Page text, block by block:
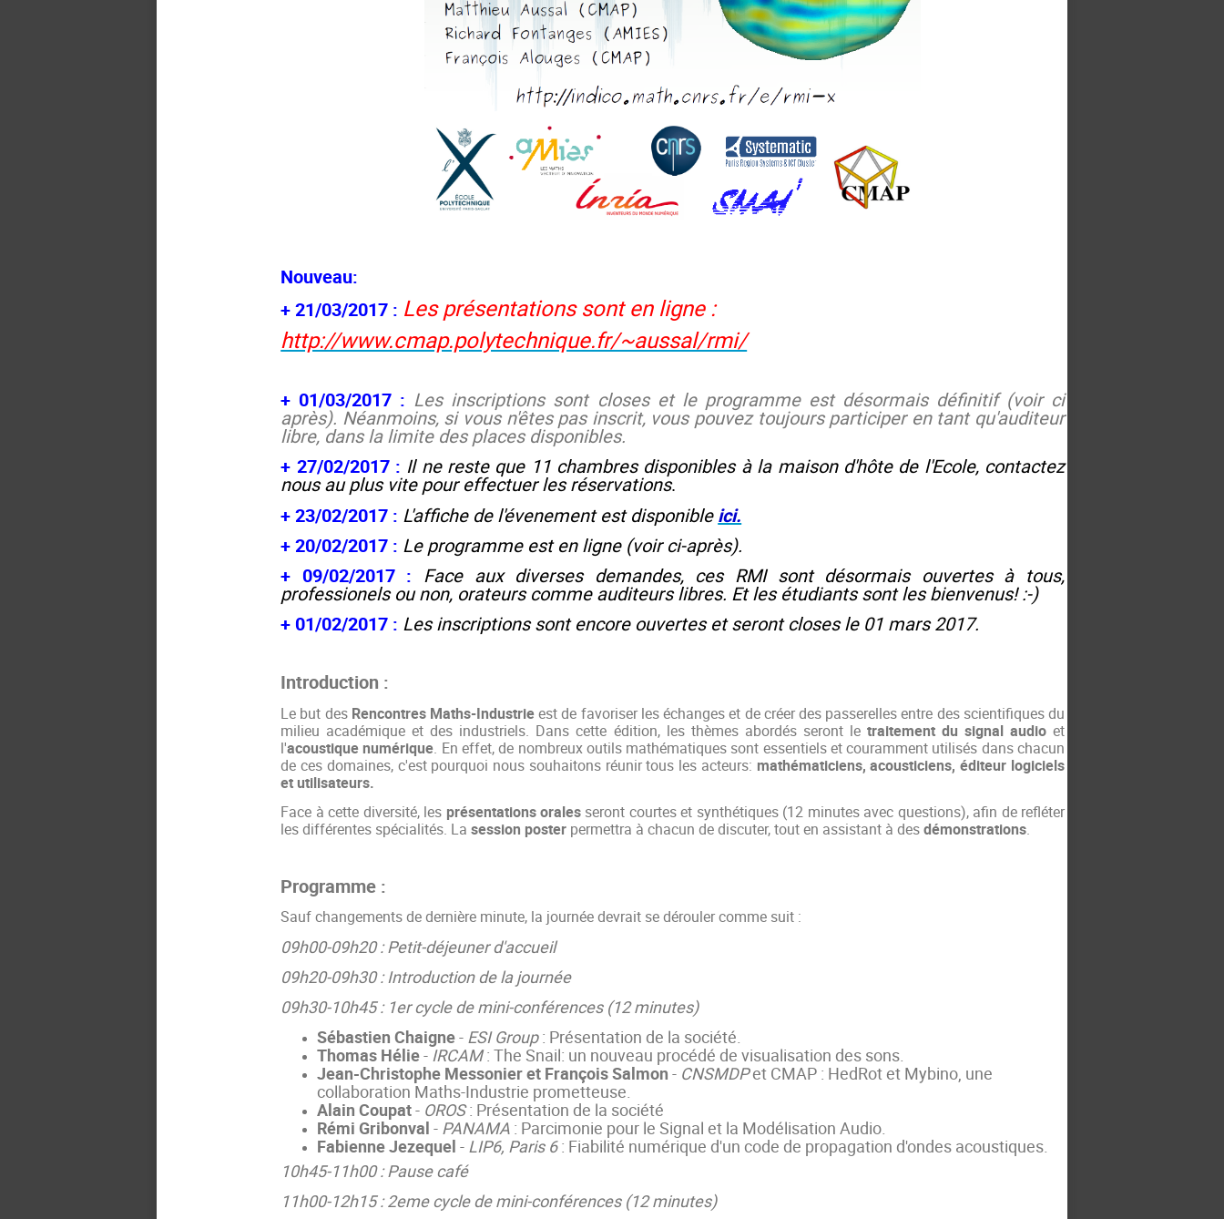
Nouveau:
+ 21/03/2017 : Les présentations sont en ligne :
http://www.cmap.polytechnique.fr/~aussal/rmi/
+ 01/03/2017 : Les inscriptions sont closes et le programme est désormais définitif (voir ci
après). Néanmoins, si vous n'êtes pas inscrit, vous pouvez toujours participer en tant qu'auditeur
libre, dans la limite des places disponibles.
+ 27/02/2017 : Il ne reste que 11 chambres disponibles à la maison d'hôte de l'Ecole, contactez
nous au plus vite pour effectuer les réservations.
+ 23/02/2017 : L'affiche de l'évenement est disponibleici.
+ 20/02/2017 : Le programme est en ligne (voir ci-après).
+ 09/02/2017 : Face aux diverses demandes, ces RMI sont désormais ouvertes à tous,
professionels ou non, orateurs comme auditeurs libres. Et les étudiants sont les bienvenus! :-)
+ 01/02/2017 : Les inscriptions sont encore ouvertes et seront closes le 01 mars 2017.
Introduction :
Le but des Rencontres Maths-Industrieest de favoriser les échanges et de créer des passerelles entre des scientifiques du
milieu académique et des industriels. Dans cette édition, les thèmes abordés seront le traitement du signal audioet
l'acoustique numérique. En effet, de nombreux outils mathématiques sont essentiels et couramment utilisés dans chacun
de ces domaines, c'est pourquoi nous souhaitons réunir tous les acteurs: mathématiciens, acousticiens, éditeur logiciels
et utilisateurs.
Face à cette diversité, les présentations orales seront courtes et synthétiques (12 minutes avec questions), afin de refléter
les différentes spécialités. Lasession poster permettra à chacun de discuter, tout en assistant à desdémonstrations.
Programme :
Sauf changements de dernière minute, la journée devrait se dérouler comme suit :
09h00-09h20 : Petit-déjeuner d'accueil
09h20-09h30 : Introduction de la journée
09h30-10h45 : 1er cycle de mini-conférences (12 minutes)
Sébastien Chaigne- ESI Group: Présentation de la société.
Thomas Hélie-IRCAM: The Snail: un nouveau procédé de visualisation des sons.
Jean-Christophe Messonier et François Salmon - CNSMDPet CMAP : HedRot et Mybino, une
collaboration Maths-Industrie prometteuse.
Alain Coupat- OROS: Présentation de la société
Rémi Gribonval - PANAMA : Parcimonie pour le Signal et la Modélisation Audio.
Fabienne Jezequel - LIP6, Paris 6: Fiabilité numérique d'un code de propagation d'ondes acoustiques.
10h45-11h00 : Pause café
11h00-12h15 : 2eme cycle de mini-conférences (12 minutes)